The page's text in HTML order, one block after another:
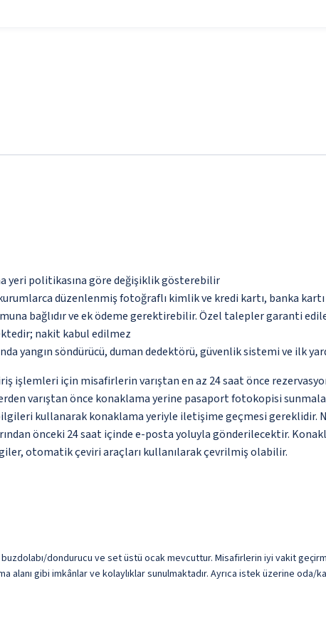
yeri politikasına göre değişiklik gösterebilir
düzenlenmiş fotoğraflı kimlik ve kredi kartı, banka
bağlıdır ve ek ödeme gerektirebilir. Özel talepler garanti
nakit kabul edilmez
yangın söndürücü, duman dedektörü, güvenlik sistemi ve ilk
işlemleri için misafirlerin varıştan en az 24 saat önce
varıştan önce konaklama yerine pasaport fotokopisi
kullanarak konaklama yeriyle iletişime geçmesi gereklidir.
önceki 24 saat içinde e-posta yoluyla gönderilecektir.
otomatik çeviri araçları kullanılarak çevrilmiş olabilir.
dondurucu ve set üstü ocak mevcuttur. Misafirlerin iyi vakit
alanı gibi imkânlar ve kolaylıklar sunulmaktadır. Ayrıca istek üzerine